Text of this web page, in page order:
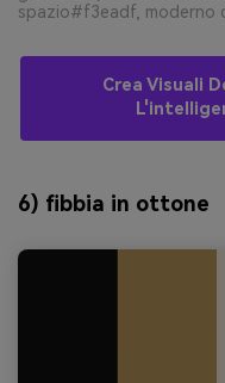
spazio#f3eadf, moderno
Crea Visuali
6) fibbia in ottone